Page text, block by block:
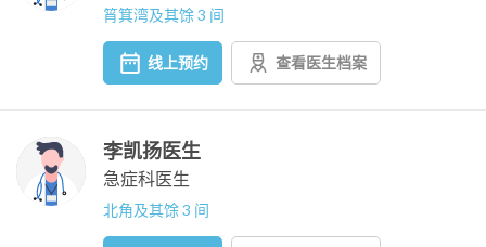
筲箕湾及其馀 3 间
线上预约 查看医生档案
李凯扬医生
急症科医生
北角及其馀 3 间